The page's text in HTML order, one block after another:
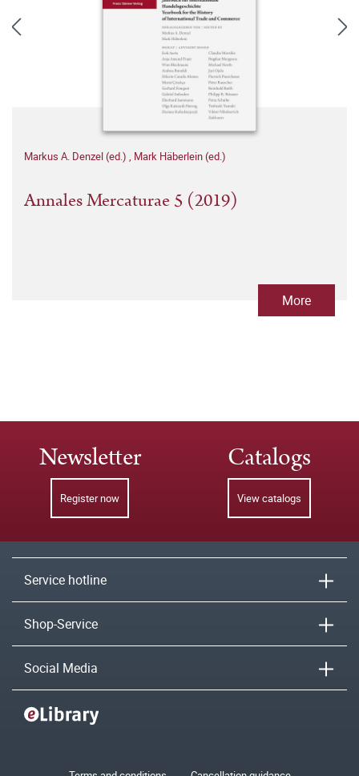
Markus A. Denzel (ed.) , Mark Häberlein (ed.)
Annales Mercaturae 5 (2019)
More
Newsletter
Register now
Catalogs
View catalogs
Service hotline
Shop-Service
Social Media